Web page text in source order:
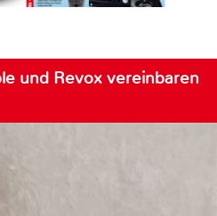
und Revox vereinbaren